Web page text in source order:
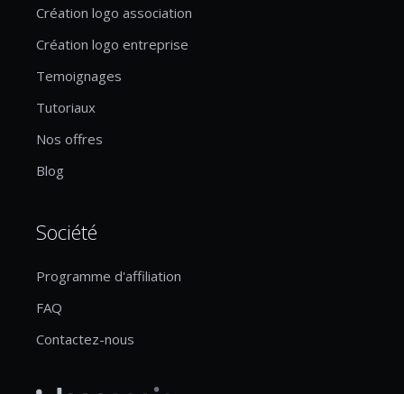
Création logo association
Création logo entreprise
Temoignages
Tutoriaux
Nos offres
Blog
Société
Programme d'affiliation
FAQ
Contactez-nous